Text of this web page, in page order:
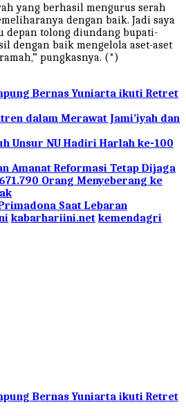
yang berhasil mengurus serah
dengan baik. Jadi saya
depan tolong diundang bupati-
dengan baik mengelola aset-aset
pungkasnya. (*)
Bernas Yuniarta ikuti Retret
dalam Merawat Jami’iyah dan
Unsur NU Hadiri Harlah ke-100
Amanat Reformasi Tetap Dijaga
Orang Menyeberang ke
Saat Lebaran
kabarhariini.net kemendagri
Bernas Yuniarta ikuti Retret